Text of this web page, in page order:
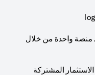
منصة واحدة من خلال
المشتركة